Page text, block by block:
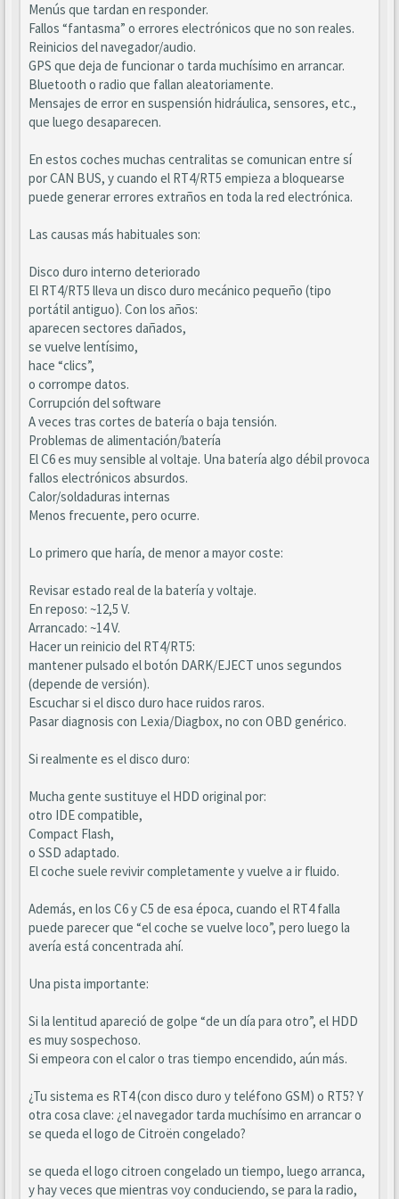
Menús que tardan en responder.
Fallos “fantasma” o errores electrónicos que no son reales.
Reinicios del navegador/audio.
GPS que deja de funcionar o tarda muchísimo en arrancar.
Bluetooth o radio que fallan aleatoriamente.
Mensajes de error en suspensión hidráulica, sensores, etc.,
que luego desaparecen.
En estos coches muchas centralitas se comunican entre sí
por CAN BUS, y cuando el RT4/RT5 empieza a bloquearse
puede generar errores extraños en toda la red electrónica.
Las causas más habituales son:
Disco duro interno deteriorado
El RT4/RT5 lleva un disco duro mecánico pequeño (tipo
portátil antiguo). Con los años:
aparecen sectores dañados,
se vuelve lentísimo,
hace “clics”,
o corrompe datos.
Corrupción del software
A veces tras cortes de batería o baja tensión.
Problemas de alimentación/batería
El C6 es muy sensible al voltaje. Una batería algo débil provoca
fallos electrónicos absurdos.
Calor/soldaduras internas
Menos frecuente, pero ocurre.
Lo primero que haría, de menor a mayor coste:
Revisar estado real de la batería y voltaje.
En reposo: ~12,5 V.
Arrancado: ~14 V.
Hacer un reinicio del RT4/RT5:
mantener pulsado el botón DARK/EJECT unos segundos
(depende de versión).
Escuchar si el disco duro hace ruidos raros.
Pasar diagnosis con Lexia/Diagbox, no con OBD genérico.
Si realmente es el disco duro:
Mucha gente sustituye el HDD original por:
otro IDE compatible,
Compact Flash,
o SSD adaptado.
El coche suele revivir completamente y vuelve a ir fluido.
Además, en los C6 y C5 de esa época, cuando el RT4 falla
puede parecer que “el coche se vuelve loco”, pero luego la
avería está concentrada ahí.
Una pista importante:
Si la lentitud apareció de golpe “de un día para otro”, el HDD
es muy sospechoso.
Si empeora con el calor o tras tiempo encendido, aún más.
¿Tu sistema es RT4 (con disco duro y teléfono GSM) o RT5? Y
otra cosa clave: ¿el navegador tarda muchísimo en arrancar o
se queda el logo de Citroën congelado?
se queda el logo citroen congelado un tiempo, luego arranca,
y hay veces que mientras voy conduciendo, se para la radio,